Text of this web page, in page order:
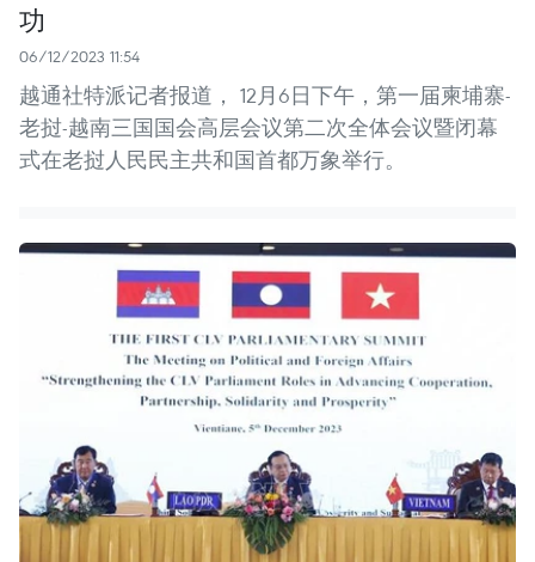
功
06/12/2023 11:54
越通社特派记者报道， 12月6日下午，第一届柬埔寨-
老挝-越南三国国会高层会议第二次全体会议暨闭幕
式在老挝人民民主共和国首都万象举行。